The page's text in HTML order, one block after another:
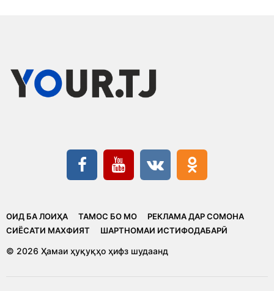
ОИД БА ЛОИҲА ТАМОС БО МО
РЕКЛАМА ДАР СОМОНА
CИЁСАТИ МАХФИЯТ
ШАРТНОМАИ ИСТИФОДАБАРӢ
© 2026 Ҳамаи ҳуқуқҳо ҳифз шудаанд